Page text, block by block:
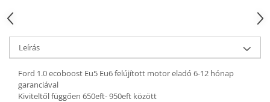
Leírás
Ford 1.0 ecoboost Eu5 Eu6 felújított motor eladó 6-12 hónap
garanciával
Kiviteltől függően 650eft- 950eft között